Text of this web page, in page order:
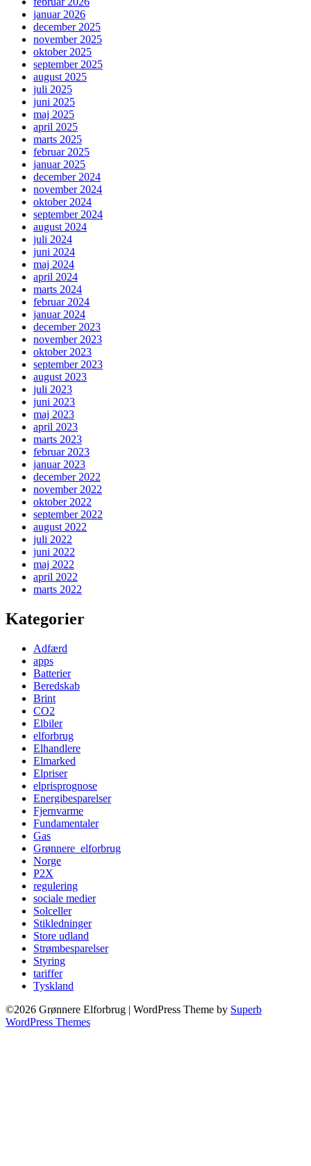
januar 2026
december 2025
november 2025
oktober 2025
september 2025
august 2025
juli 2025
juni 2025
maj 2025
april 2025
marts 2025
februar 2025
januar 2025
december 2024
november 2024
oktober 2024
september 2024
august 2024
juli 2024
juni 2024
maj 2024
april 2024
marts 2024
februar 2024
januar 2024
december 2023
november 2023
oktober 2023
september 2023
august 2023
juli 2023
juni 2023
maj 2023
april 2023
marts 2023
februar 2023
januar 2023
december 2022
november 2022
oktober 2022
september 2022
august 2022
juli 2022
juni 2022
maj 2022
april 2022
marts 2022
Kategorier
Adfærd
apps
Batterier
Beredskab
Brint
CO2
Elbiler
elforbrug
Elhandlere
Elmarked
Elpriser
elprisprognose
Energibesparelser
Fjernvarme
Fundamentaler
Gas
Grønnere_elforbrug
Norge
P2X
regulering
sociale medier
Solceller
Stikledninger
Store udland
Strømbesparelser
Styring
tariffer
Tyskland
©2026 Grønnere Elforbrug | WordPress Theme by Superb
WordPress Themes